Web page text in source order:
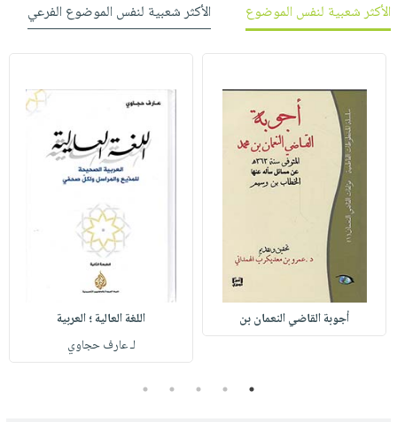
الأكثر شعبية لنفس الموضوع الأكثر شعبية لنفس الموضوع الفرعي
أجوبة القاضي النعمان بن
اللغة العالية ؛ العربية
لـ عارف حجاوي
1
2
3
4
5